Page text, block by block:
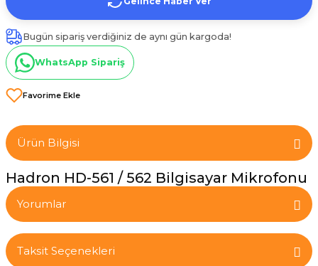
Bugün sipariş verdiğiniz de aynı gün kargoda!
WhatsApp Sipariş
Ürün Bilgisi
Hadron HD-561 / 562 Bilgisayar Mikrofonu
Yorumlar
Taksit Seçenekleri